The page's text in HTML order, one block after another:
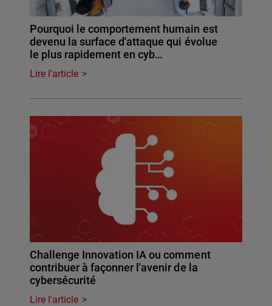
Pourquoi le comportement humain est
devenu la surface d'attaque qui évolue
le plus rapidement en cyb…
Lire l'article
Challenge Innovation IA ou comment
contribuer à façonner l'avenir de la
cybersécurité
Lire l'article